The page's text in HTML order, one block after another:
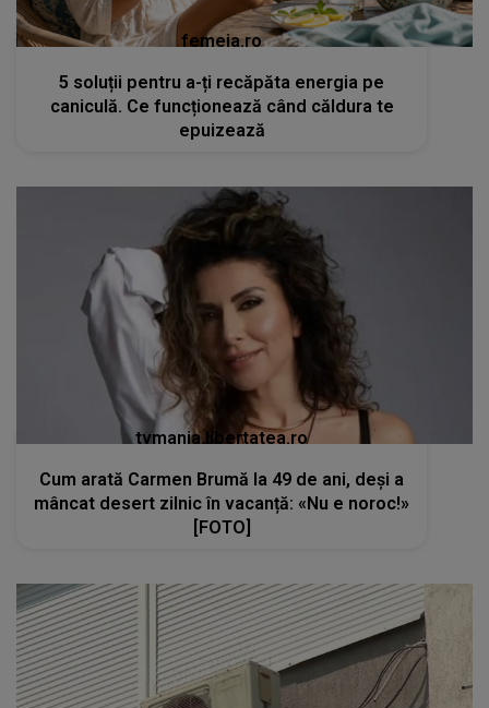
femeia.ro
5 soluții pentru a-ți recăpăta energia pe
caniculă. Ce funcționează când căldura te
epuizează
tvmania.libertatea.ro
Cum arată Carmen Brumă la 49 de ani, deși a
mâncat desert zilnic în vacanță: «Nu e noroc!»
[FOTO]